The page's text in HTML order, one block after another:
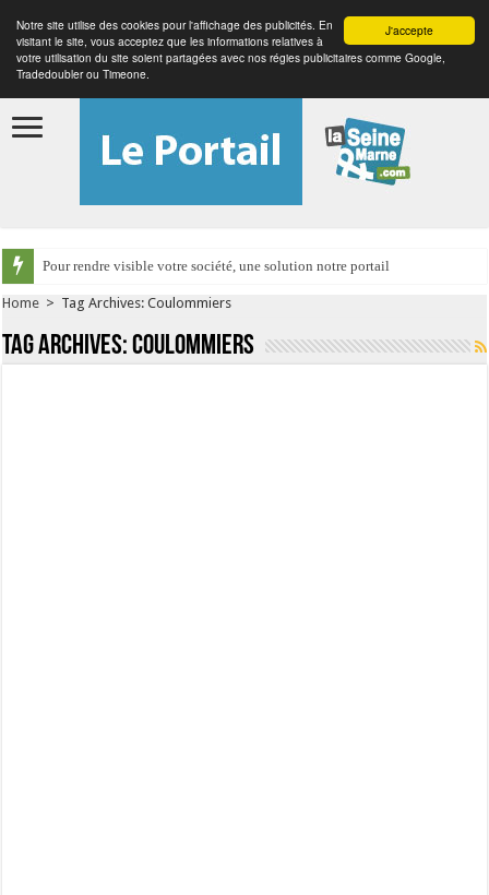
J'accepte
Notre site utilise des cookies pour l'affichage des publicités. En
visitant le site, vous acceptez que les informations relatives à
votre utilisation du site soient partagées avec nos régies publicitaires comme Google,
Tradedoubler ou Timeone.
Pour rendre visible votre société, une solution notre portail
Home > Tag Archives: Coulommiers
Tag Archives:Coulommiers